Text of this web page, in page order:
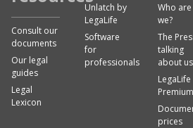
Consult our
documents
Our legal
guides
Legal
Lexicon
Unlatch by
LegaLife
Software
for
professionals
Who are
we?
The
talking
about us
LegaLife
Premium
prices